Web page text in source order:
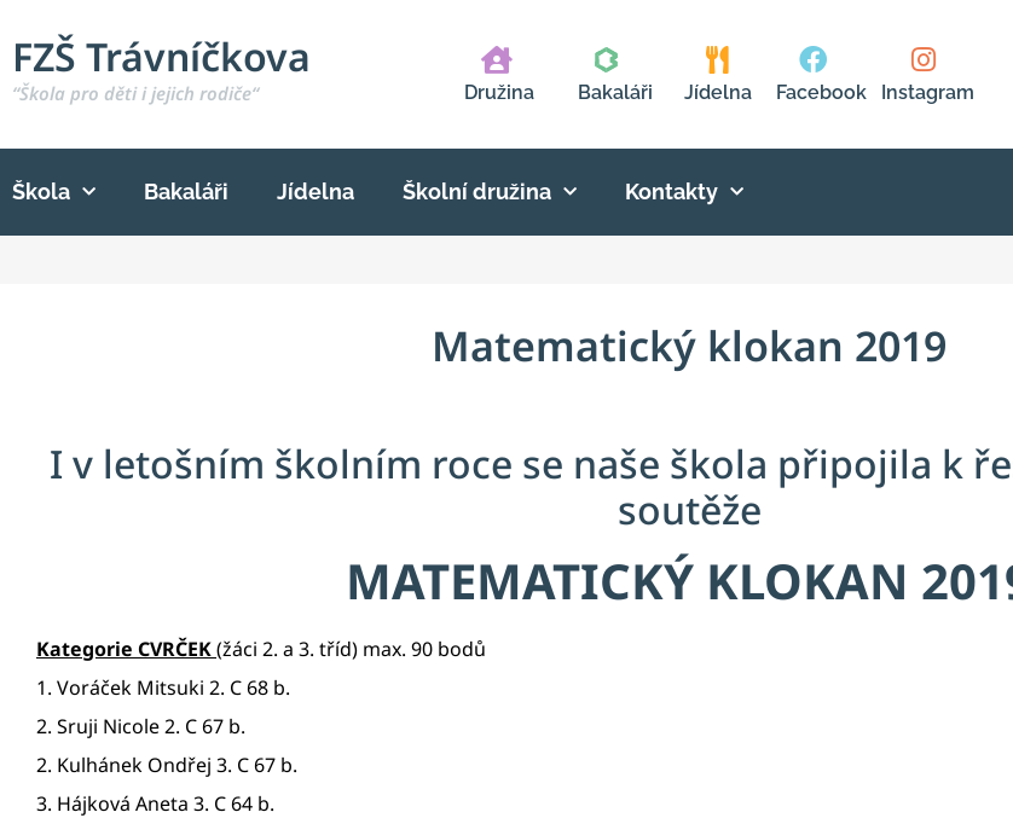
FZŠ Trávníčkova
“Škola pro děti i jejich rodiče“ Družina Bakaláři Jídelna Facebook Instagram
Škola Bakaláři Jídelna Školní družina Kontakty
Matematický klokan 2019
I v letošním školním roce se naše škola připojila k
soutěže
MATEMATICKÝ KLOKAN
Kategorie CVRČEK(žáci 2. a 3. tříd) max. 90 bodů
1. Voráček Mitsuki 2. C 68 b.
2. Sruji Nicole 2. C 67 b.
2. Kulhánek Ondřej 3. C 67 b.
3. Hájková Aneta 3. C 64 b.